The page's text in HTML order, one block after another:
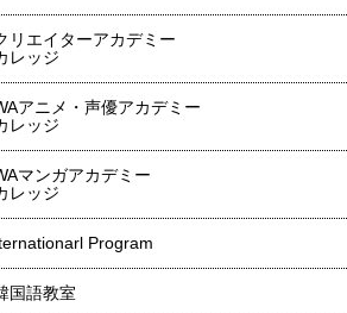
リエイターアカデミー
レッジ
アニメ・声優アカデミー
レッジ
マンガアカデミー
レッジ
Program
国語教室